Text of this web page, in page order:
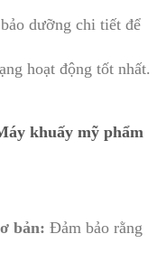
dưỡng chi tiết để
hoạt động tốt nhất.
khuấy mỹ phẩm
bản: Đảm bảo rằng